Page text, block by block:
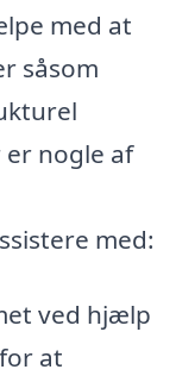
med at
såsom
nogle af
med:
ved hjælp
at